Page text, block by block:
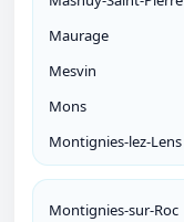
Maurage
Mesvin
Mons
Montignies-lez-Lens
Montignies-sur-Roc